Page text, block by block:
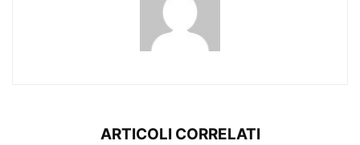
ARTICOLI CORRELATI